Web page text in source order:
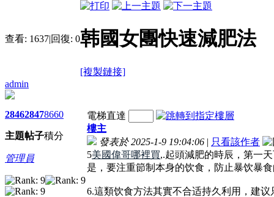
查看: 1637|回復: 0韩國女團快速減肥法
[複製鏈接]
admin
2846
主題
2847
帖子
8660
積分
管理員
電梯直達
樓主
發表於 2025-1-9 19:04:06 | 只看該作者
5美國偉哥哪裡買,.起頭減肥的時辰，第一
是，要注重節制本身的饮食，防止暴饮暴
6.這類饮食方法其實不合适持久利用，建议